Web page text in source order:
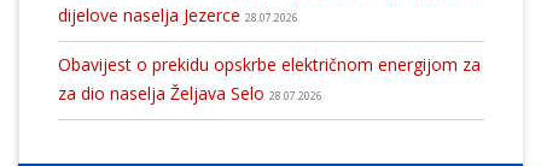
dijelove naselja Jezerce 28.07.2026
Obavijest o prekidu opskrbe električnom energijom za
za dio naselja Željava Selo 28.07.2026